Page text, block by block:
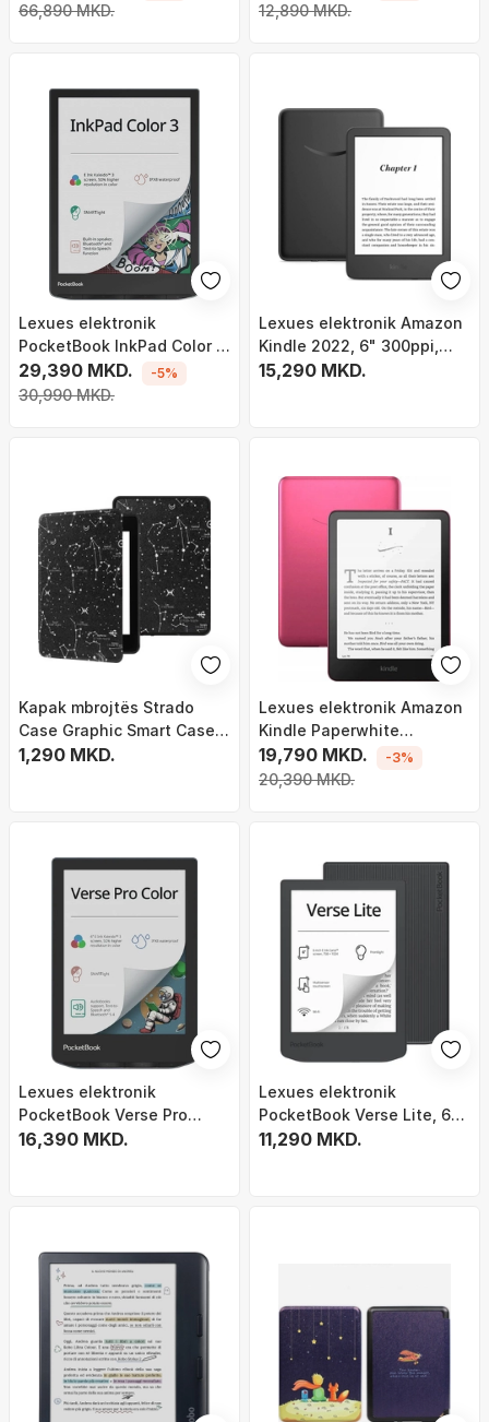
66,890 MKD. 12,890 MKD.
Lexues elektronik
PocketBook InkPad Color 3,
7.8", 32GB, i zi
29,390 MKD.
30,990 MKD.
-5%
Lexues elektronik Amazon
Kindle 2022, 6" 300ppi,
memorie e dyfishtë, i zi
15,290 MKD.
Kapak mbrojtës Strado
Case Graphic Smart Case
për Kindle Paperwhite 1 2
1,290 MKD.
Lexues elektronik Amazon
Kindle Paperwhite
Signature Edition 2024, 7",
USB C, Metallic Raspberry
19,790 MKD.
20,390 MKD.
-3%
Lexues elektronik
PocketBook Verse Pro
Color, ekran 6", IPX8,
16,390 MKD.
Lexues elektronik
PocketBook Verse Lite, 6",
WiFi, gri
11,290 MKD.